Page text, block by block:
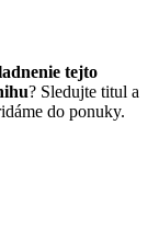
tejto
? Sledujte titul a
do ponuky.